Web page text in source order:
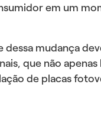
em um
dessa mudança
que não apenas
de placas